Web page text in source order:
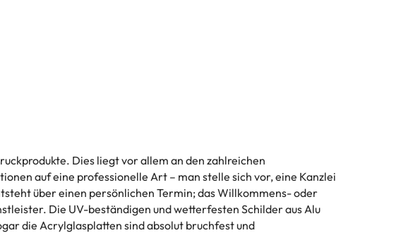
Dies liegt vor allem an den zahlreichen
auf eine professionelle Art – man stelle sich vor, eine Kanzlei
über einen persönlichen Termin; das Willkommens- oder
Die UV-beständigen und wetterfesten Schilder aus Alu
die Acrylglasplatten sind absolut bruchfest und